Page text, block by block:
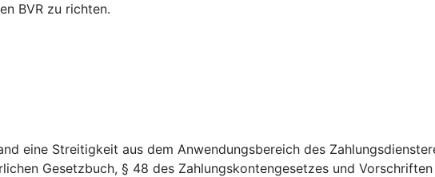
BVR zu richten.
eine Streitigkeit aus dem Anwendungsbereich des
Gesetzbuch, § 48 des Zahlungskontengesetzes und